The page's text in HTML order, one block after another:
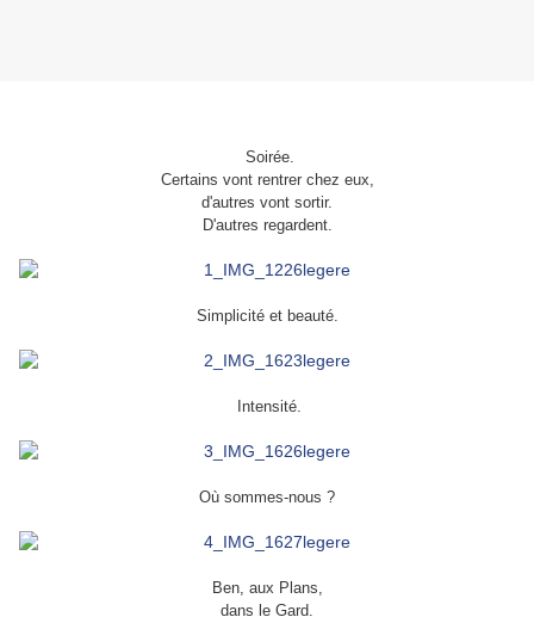
Soirée.
Certains vont rentrer chez eux,
d'autres vont sortir.
D'autres regardent.
Simplicité et beauté.
Intensité.
Où sommes-nous ?
Ben, aux Plans,
dans le Gard.